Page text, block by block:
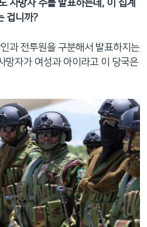
사망자 수를 발표하는데, 이 집계
겁니까?
과 전투원을 구분해서 발표하지는
망자가 여성과 아이라고 이 당국은